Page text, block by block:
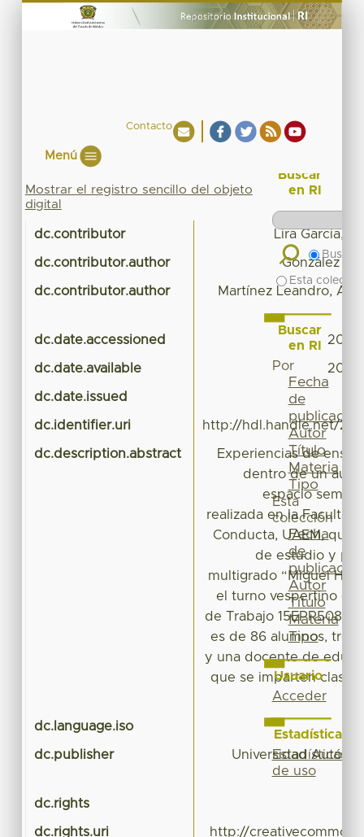
Contacto
Menú
Mostrar el registro sencillo del objeto
digital
dc.contributor Lira Garcia,
dc.contributor.author González
dc.contributor.author Martínez Leandro,
dc.date.accessioned
dc.date.available
dc.date.issued
dc.identifier.uri http://hdl.handle.net/
dc.description.abstract
Experiencias de
dentro de un aula
espacio
realizada en la Facultad
Conducta, UAEM, que
de estudio y
multigrado “Miguel
el turno vespertino
de Trabajo
es de 86 alumnos, tres
y una docente de
que se imparten clases
dc.language.iso
dc.publisher Universidad
dc.rights
dc.rights.uri http://
Buscar
en RI
Buscar
Esta
Buscar
en RI
Por
Fecha
de
publicación
Autor
Título
Materia
Tipo
Esta
colección
Fecha
de
publicación
Autor
Título
Materia
Tipo
Usuario
Acceder
Estadísticas
Estadísticas
de uso